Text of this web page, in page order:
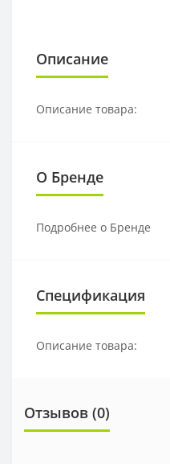
Описание
Описание товара:
О Бренде
Подробнее о Бренде
Спецификация
Описание товара:
Отзывов (0)